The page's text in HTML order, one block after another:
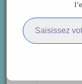
Sidebar
Saisissez votre adresse e-mail…